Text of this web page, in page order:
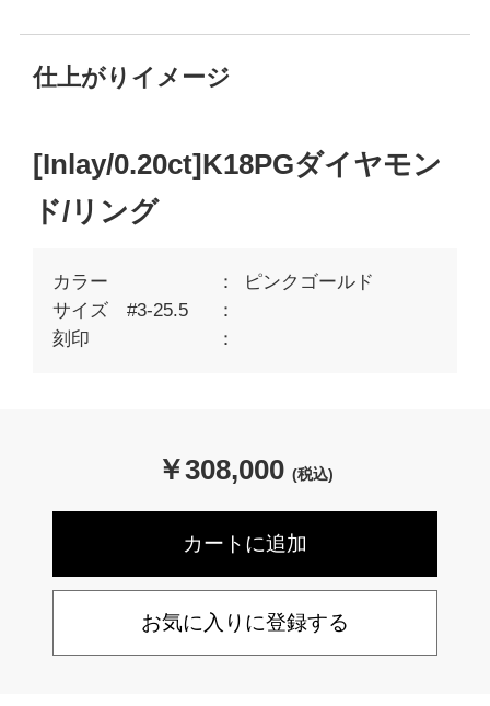
仕上がりイメージ
[Inlay/0.20ct]K18PGダイヤモン
ド/リング
カラー
ピンクゴールド
サイズ #3-25.5
刻印
￥308,000 (税込)
お気に入りに登録する